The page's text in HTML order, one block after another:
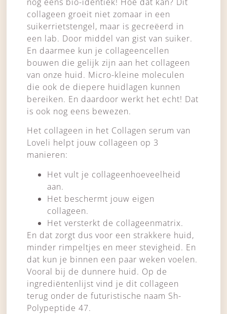
collageen groeit niet zomaar in een
suikerrietstengel, maar is gecreëerd in
een lab. Door middel van gist van suiker.
En daarmee kun je collageencellen
bouwen die gelijk zijn aan het collageen
van onze huid. Micro-kleine moleculen
die ook de diepere huidlagen kunnen
bereiken. En daardoor werkt het echt! Dat
is ook nog eens bewezen.
Het collageen in het Collagen serum van
Loveli helpt jouw collageen op 3
manieren:
Het vult je collageenhoeveelheid
aan.
Het beschermt jouw eigen
collageen.
Het versterkt de collageenmatrix.
En dat zorgt dus voor een strakkere huid,
minder rimpeltjes en meer stevigheid. En
dat kun je binnen een paar weken voelen.
Vooral bij de dunnere huid. Op de
ingrediëntenlijst vind je dit collageen
terug onder de futuristische naam Sh-
Polypeptide 47.